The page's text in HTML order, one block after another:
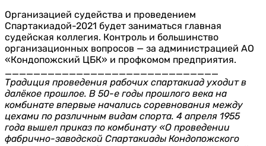
Организацией судейства и проведением
Спартакиадой-2021 будет заниматься главная
судейская коллегия. Контроль и большинство
организационных вопросов — за администрацией АО
«Кондопожский ЦБК» и профкомом предприятия.
______________________________
Традиция проведения рабочих спартакиад уходит в
далёкое прошлое. В 50-е годы прошлого века на
комбинате впервые начались соревнования между
цехами по различным видам спорта. 4 апреля 1955
года вышел приказ по комбинату «О проведении
фабрично-заводской Спартакиады Кондопожского